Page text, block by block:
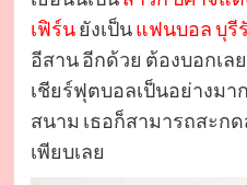
เฟิร์นยังเป็นแฟนบอล บุรี
อีสาน อีกด้วย ต้องบอกเล
เชียร์ฟุตบอลเป็นอย่างมา
สนาม เธอก็สามารถสะก
เพียบเลย